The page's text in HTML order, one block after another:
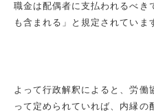
職金は配偶者に支払われるべき
も含まれる」と規定されていま
よって行政解釈によると、労働
って定められていれば、内縁の